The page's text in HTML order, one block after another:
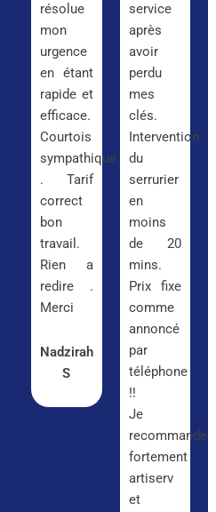
résolue
mon
urgence
en étant
rapide et
efficace.
Courtois
sympathique
. Tarif
correct
bon
travail.
Rien a
redire .
Merci
Nadzirah
S
service
après
avoir
perdu
mes
clés.
Intervention
du
serrurier
en
moins
de 20
mins.
Prix fixe
comme
annoncé
par
téléphone
!!
Je
recommande
fortement
artiserv
et